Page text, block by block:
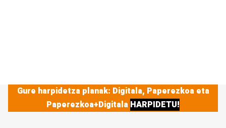
Gure harpidetza planak: Digitala, Paperezkoa eta
Paperezkoa+Digitala HARPIDETU!